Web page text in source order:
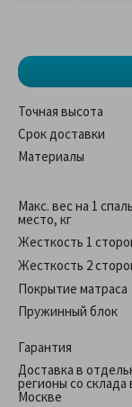
Точная высота
Срок доставки
Материалы
Макс. вес на 1
место, кг
Жесткость 1
Жесткость 2
Покрытие матраса
Пружинный блок
Гарантия
Доставка в
регионы со склада
Москве